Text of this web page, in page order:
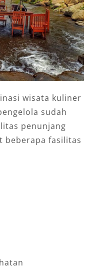
wisata kuliner
sudah
penunjang
beberapa fasilitas